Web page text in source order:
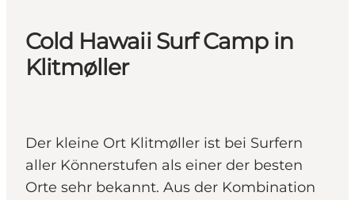
Cold Hawaii Surf Camp in
Klitmøller
Der kleine Ort Klitmøller ist bei Surfern
aller Könnerstufen als einer der besten
Orte sehr bekannt. Aus der Kombination